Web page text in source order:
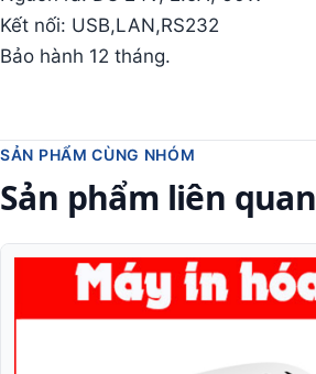
Kết nối: USB,LAN,RS232
Bảo hành 12 tháng.
SẢN PHẨM CÙNG NHÓM
Sản phẩm liên quan